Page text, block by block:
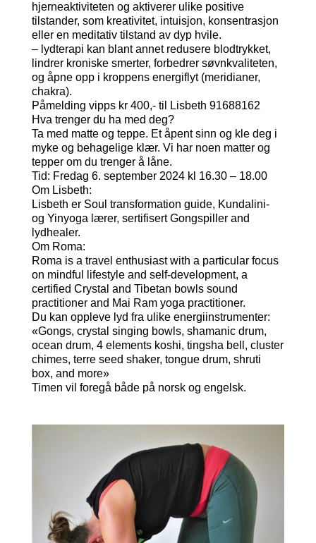
hjerneaktiviteten og aktiverer ulike positive
tilstander, som kreativitet, intuisjon, konsentrasjon
eller en meditativ tilstand av dyp hvile.
– lydterapi kan blant annet redusere blodtrykket,
lindrer kroniske smerter, forbedrer søvnkvaliteten,
og åpne opp i kroppens energiflyt (meridianer,
chakra).
Påmelding vipps kr 400,- til Lisbeth 91688162
Hva trenger du ha med deg?
Ta med matte og teppe. Et åpent sinn og kle deg i
myke og behagelige klær. Vi har noen matter og
tepper om du trenger å låne.
Tid: Fredag 6. september 2024 kl 16.30 – 18.00
Om Lisbeth:
Lisbeth er Soul transformation guide, Kundalini-
og Yinyoga lærer, sertifisert Gongspiller and
lydhealer.
Om Roma:
Roma is a travel enthusiast with a particular focus
on mindful lifestyle and self-development, a
certified Crystal and Tibetan bowls sound
practitioner and Mai Ram yoga practitioner.
Du kan oppleve lyd fra ulike energiinstrumenter:
«Gongs, crystal singing bowls, shamanic drum,
ocean drum, 4 elements koshi, tingsha bell, cluster
chimes, terre seed shaker, tongue drum, shruti
box, and more»
Timen vil foregå både på norsk og engelsk.